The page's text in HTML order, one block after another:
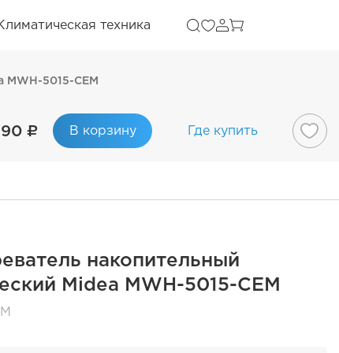
техника
MWH-5015-CEM
₽ В корзину Где купить
накопительный
Midea MWH-5015-CEM